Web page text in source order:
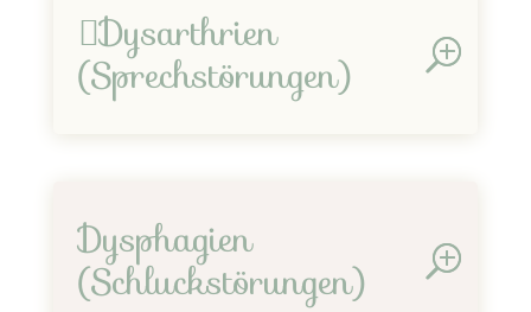
Dysarthrien
(Sprechstörungen)
Dysphagien
(Schluckstörungen)